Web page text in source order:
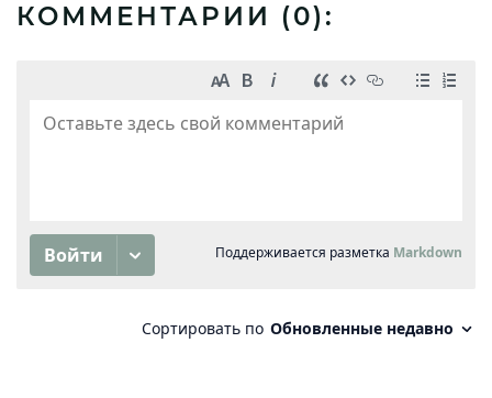
КОММЕНТАРИИ (0):